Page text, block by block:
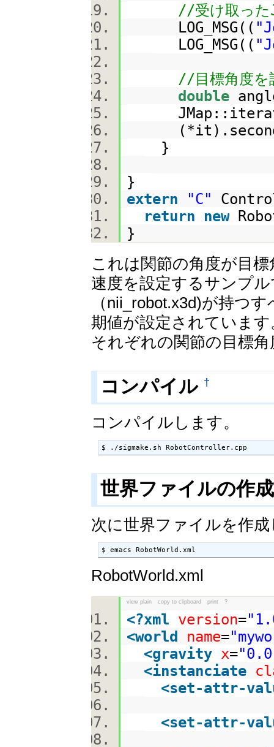
//受け取った
LOG_MSG((
LOG_MSG((
//目標角度を
double
(*it).second =
}
}
extern
"C"
return new
}
これは関節の角度が目
速度を設定するサンプ
（nii_robot.x3d)が持つ
期値が設定されていま
それぞれの関節の目標
コンパイル †
コンパイルします。
$ ./sigmake.sh RobotController.cpp
世界ファイルの作
次に世界ファイルを作
$ emacs RobotWorld.xml
RobotWorld.xml
view plain copy to clipboard print ?
<?xml version=
<world name=
<gravity x=
<instanciate
<set-attr-
<set-attr-